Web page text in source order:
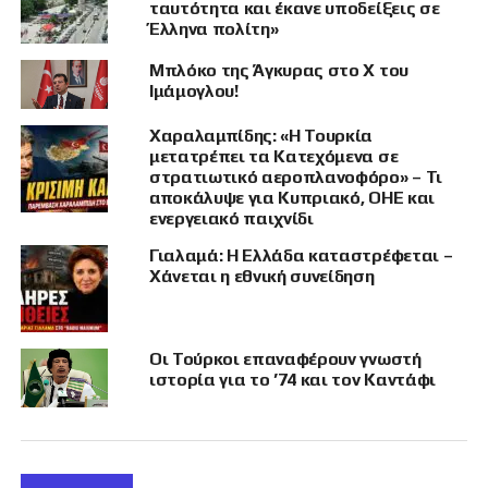
περίοδο κατά την οποία οι χώρες της περιοχής
αναζητούν εναλλακτικούς εμπορικούς
διαδρόμους, μακριά από ευάλωτες θαλάσσιες
οδούς όπως τα Στενά του Ορμούζ.
Ο Τούρκος υπουργός Μεταφορών και
Υποδομών, Αμπντουλκαντίρ Ουράλογλου, και ο
Σαουδάραβας υπουργός Μεταφορών και
Υπηρεσιών Logistics, Σάλεχ μπιν Νάσερ αλ
Τζάσερ, υπέγραψαν στο Ριάντ σειρά
συμφωνιών που, σύμφωνα με την τουρκική
πλευρά, ανοίγουν «νέα φάση» στη συνεργασία
των δύο χωρών.
Στο επίκεντρο βρίσκεται η αναβίωση της
θρυλικής σιδηροδρομικής γραμμής της Χετζάζ,
ταυτότητα και έκανε υποδείξεις σε
Έλληνα πολίτη»
Μπλόκο της Άγκυρας στο X του
Ιμάμογλου!
Χαραλαμπίδης: «Η Τουρκία
μετατρέπει τα Κατεχόμενα σε
στρατιωτικό αεροπλανοφόρο» – Τι
αποκάλυψε για Κυπριακό, ΟΗΕ και
ενεργειακό παιχνίδι
Γιαλαμά: Η Ελλάδα καταστρέφεται –
Χάνεται η εθνική συνείδηση
Οι Τούρκοι επαναφέρουν γνωστή
ιστορία για το ’74 και τον Καντάφι